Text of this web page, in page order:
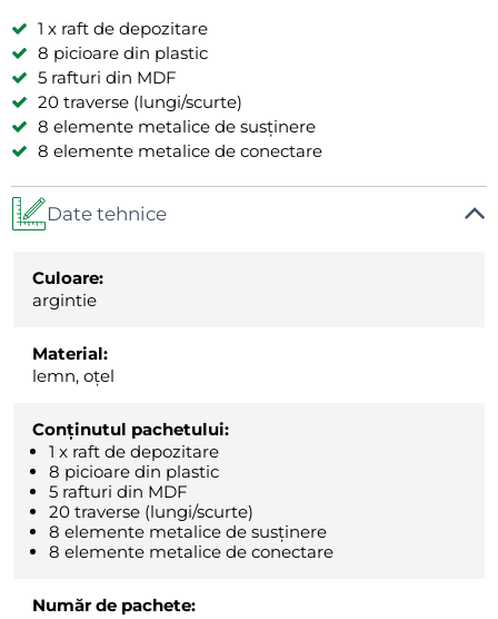
1 x raft de depozitare
8 picioare din plastic
5 rafturi din MDF
20 traverse (lungi/scurte)
8 elemente metalice de susținere
8 elemente metalice de conectare
Date tehnice
Culoare:
argintie
Material:
lemn, oțel
Conținutul pachetului:
1 x raft de depozitare
8 picioare din plastic
5 rafturi din MDF
20 traverse (lungi/scurte)
8 elemente metalice de susținere
8 elemente metalice de conectare
Număr de pachete: